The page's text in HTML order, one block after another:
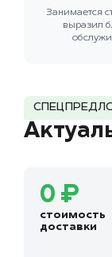
Занимается
выразил
0 ₽
стоимость
доставки